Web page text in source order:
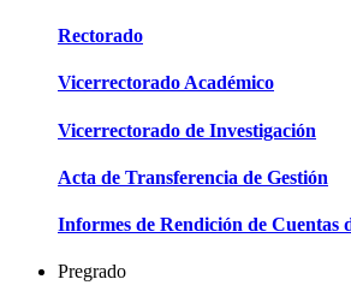
Rectorado
Vicerrectorado Académico
Vicerrectorado de Investigación
Acta de Transferencia de Gestión
Informes de Rendición de Cuentas
Pregrado